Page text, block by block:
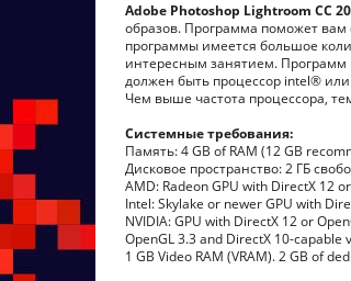
Adobe Photoshop Lightroom CC
образов. Программа поможет
программы имеется большое
интересным занятием. Программ
должен быть процессор intel®
Чем выше частота процессора,
Системные требования:
Память: 4 GB of RAM (12 GB
Дисковое пространство: 2 ГБ
AMD: Radeon GPU with DirectX 12
Intel: Skylake or newer GPU with
NVIDIA: GPU with DirectX 12 or
OpenGL 3.3 and DirectX 10-
1 GB Video RAM (VRAM). 2 GB of